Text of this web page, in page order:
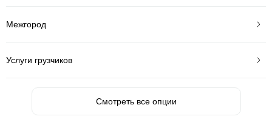
Межгород
Услуги грузчиков
Смотреть все опции